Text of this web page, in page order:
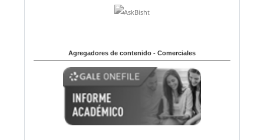
Agregadores de contenido - Comerciales